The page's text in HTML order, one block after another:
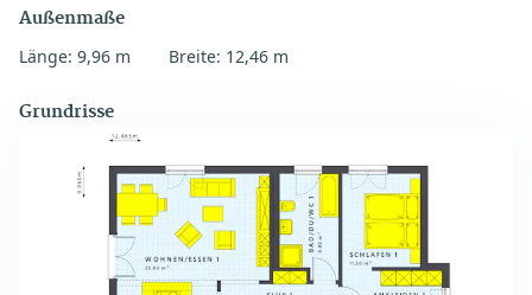
Außenmaße
Länge: 9,96 m Breite: 12,46 m
Grundrisse